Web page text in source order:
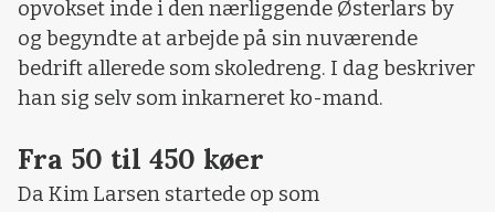
opvokset inde i den nærliggende Østerlars by
og begyndte at arbejde på sin nuværende
bedrift allerede som skoledreng. I dag beskriver
han sig selv som inkarneret ko-mand.
Fra 50 til 450 køer
Da Kim Larsen startede op som